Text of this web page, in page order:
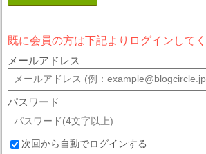
既に会員の方は下記よりログインしてく
メールアドレス
パスワード
次回から自動でログインする